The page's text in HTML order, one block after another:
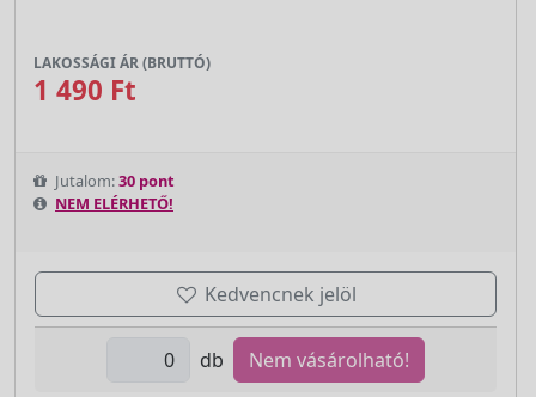
LAKOSSÁGI ÁR (BRUTTÓ)
1 490 Ft
Jutalom:30 pont
NEM ELÉRHETŐ!
Kedvencnek jelöl
db Nem vásárolható!